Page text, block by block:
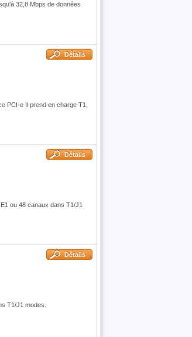
32,8 Mbps de données
Détails
PCI-e Il prend en charge T1,
Détails
ou 48 canaux dans T1/J1
Détails
T1/J1 modes.